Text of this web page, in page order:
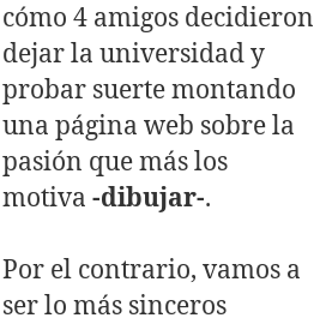
cómo 4 amigos decidieron
dejar la universidad y
probar suerte montando
una página web sobre la
pasión que más los
motiva -dibujar-.
Por el contrario, vamos a
ser lo más sinceros